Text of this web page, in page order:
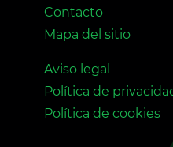
Contacto
Mapa del sitio
Aviso legal
Política de
Política de cookies